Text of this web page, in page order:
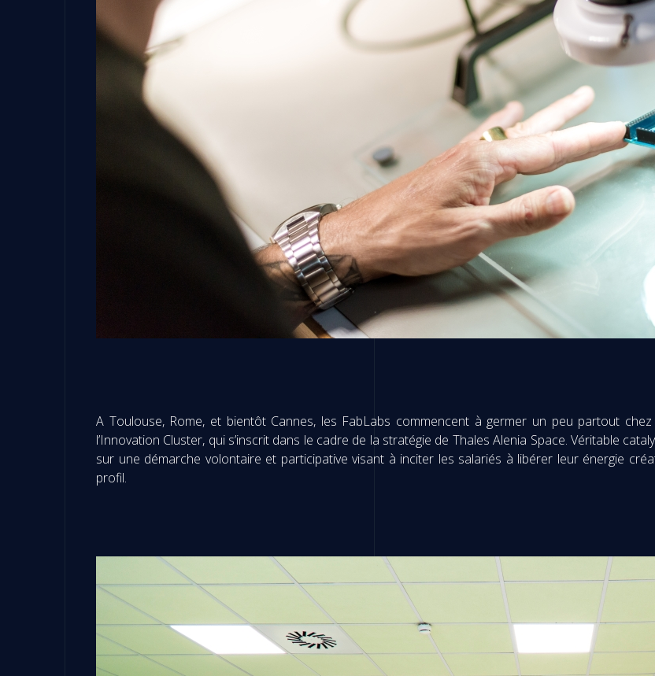
A Toulouse, Rome, et bientôt Cannes, les FabLabs commencent à germer un peu partout
l’Innovation Cluster, qui s’inscrit dans le cadre de la stratégie de Thales Alenia Space. Véritable
sur une démarche volontaire et participative visant à inciter les salariés à libérer leur énergie
profil.